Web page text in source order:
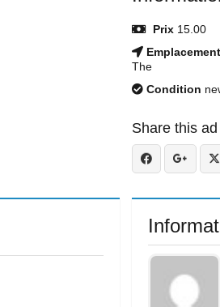
Prix 15.00
Emplacement
The
Condition
Share this ad